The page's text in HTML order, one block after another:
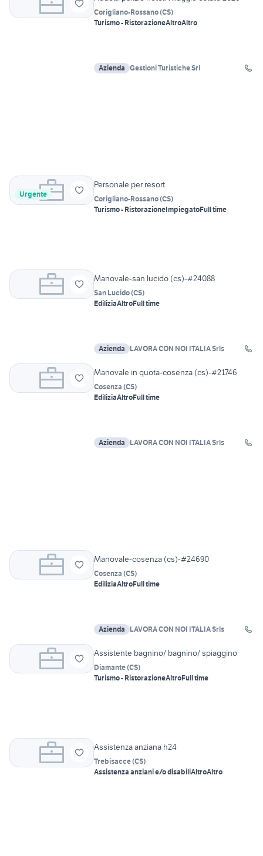
Corigliano-Rossano(CS)
Turismo - RistorazioneAltroAltro
Azienda Gestioni Turistiche Srl
Urgente
Personale per resort
Corigliano-Rossano(CS)
Turismo - RistorazioneImpiegatoFull time
Manovale-san lucido (cs)-#24088
San Lucido(CS)
EdiliziaAltroFull time
Azienda LAVORA CON NOI ITALIA Srls
Manovale in quota-cosenza (cs)-#21746
Cosenza (CS)
EdiliziaAltroFull time
Azienda LAVORA CON NOI ITALIA Srls
Manovale-cosenza (cs)-#24690
Cosenza (CS)
EdiliziaAltroFull time
Azienda LAVORA CON NOI ITALIA Srls
Assistente bagnino/ bagnino/ spiaggino
Diamante(CS)
Turismo - RistorazioneAltroFull time
Assistenza anziana h24
Trebisacce(CS)
Assistenza anziani e/o disabiliAltroAltro